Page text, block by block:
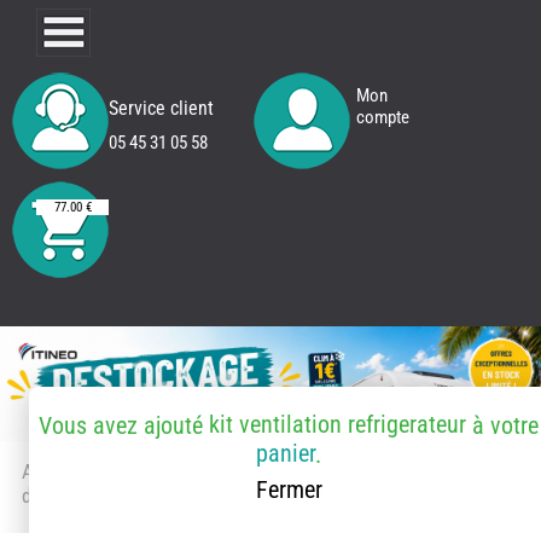
Service client
05 45 31 05 58
Mon
compte
77.00 €
Accueil
> Accessoires et pièces
détachées
Vous avez ajouté kit ventilation refrigerateur à votre
panier.
Fermer